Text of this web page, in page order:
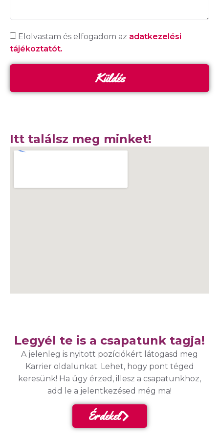
Elolvastam és elfogadom az adatkezelési
tájékoztatót.
Küldés
Itt találsz meg minket!
Legyél te is a csapatunk tagja!
A jelenleg is nyitott pozíciókért látogasd meg
Karrier oldalunkat. Lehet, hogy pont téged
keresünk! Ha úgy érzed, illesz a csapatunkhoz,
add le a jelentkezésed még ma!
Érdekel